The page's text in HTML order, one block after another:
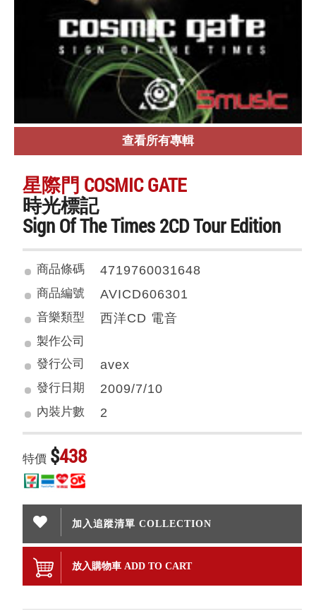
查看所有專輯
星際門 COSMIC GATE
時光標記
Sign Of The Times 2CD Tour Edition
商品條碼 4719760031648
商品編號 AVICD606301
音樂類型 西洋CD 電音
製作公司
發行公司
avex
發行日期 2009/7/10
內裝片數 2
特價 $438
加入追蹤清單 COLLECTION
放入購物車 ADD TO CART